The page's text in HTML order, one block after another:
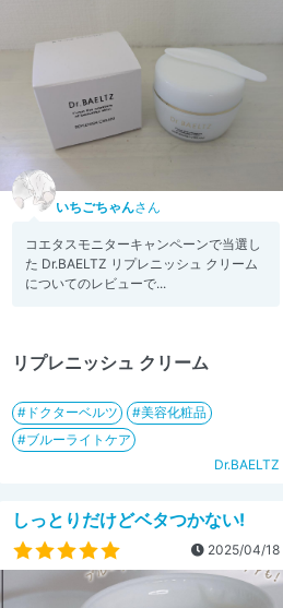
いちごちゃんさん
コエタスモニターキャンペーンで当選し
た Dr.BAELTZ リプレニッシュ クリーム
についてのレビューで...
リプレニッシュ クリーム
ドクターベルツ
美容化粧品
ブルーライトケア
Dr.BAELTZ
しっとりだけどベタつかない!
2025/04/18